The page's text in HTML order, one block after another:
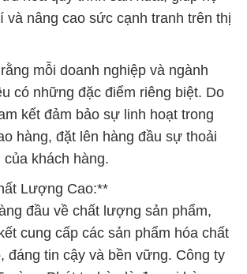
và nâng cao sức cạnh tranh trên thị
mỗi doanh nghiệp và ngành
có những đặc điểm riêng biệt. Do
kết đảm bảo sự linh hoạt trong
hàng, đặt lên hàng đầu sự thoải
khách hàng.
Lượng Cao:**
đầu về chất lượng sản phẩm,
cung cấp các sản phẩm hóa chất
đáng tin cậy và bền vững. Công ty